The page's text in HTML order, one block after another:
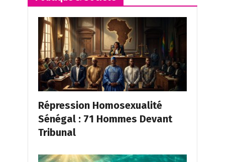
Répression Homosexualité
Sénégal : 71 Hommes Devant
Tribunal